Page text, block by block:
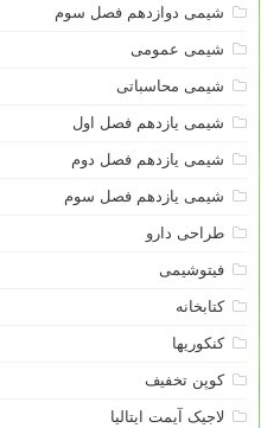
شیمی دوازدهم فصل سوم
شیمی عمومی
شیمی محاسباتی
شیمی یازدهم فصل اول
شیمی یازدهم فصل دوم
شیمی یازدهم فصل سوم
طراحی دارو
فیتوشیمی
کتابخانه
کنکوریها
کوپن تخفیف
لاجیک آیمت ایتالیا